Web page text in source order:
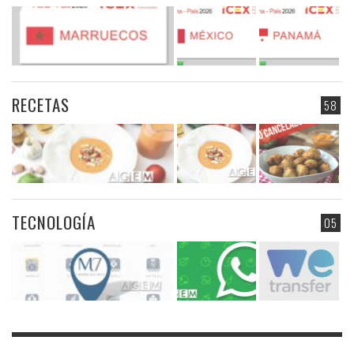
58
RECETAS
05
TECNOLOGÍA